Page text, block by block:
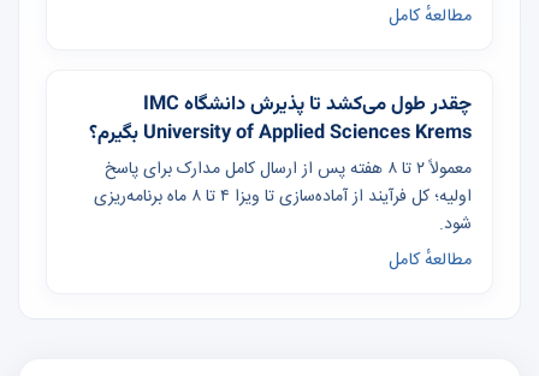
مطالعهٔ کامل
چقدر طول می‌کشد تا پذیرش دانشگاه IMC
University of Applied Sciences Krems بگیرم؟
معمولاً ۲ تا ۸ هفته پس از ارسال کامل مدارک برای پاسخ
اولیه؛ کل فرآیند از آماده‌سازی تا ویزا ۴ تا ۸ ماه برنامه‌ریزی
شود.
مطالعهٔ کامل